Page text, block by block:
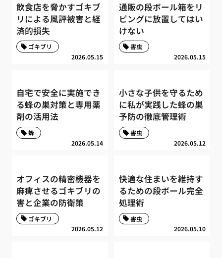
飲食店を脅かすゴキブ
リによる風評被害と経
済的損失
2026.05.15
ゴキブリ
通販の段ボール箱をリ
ビングに放置してはい
けない
2026.05.15
害虫
自宅で安全に実施でき
る蜂の巣対策と専用薬
剤の活用法
2026.05.14
蜂
小さな子供を守るため
に私が実践した蜂の巣
予防の徹底管理術
2026.05.12
害虫
オフィスの精密機器を
麻痺させるゴキブリの
害と企業の防衛策
2026.05.12
ゴキブリ
快適な住まいを維持す
るための段ボール完全
処理術
2026.05.10
害虫